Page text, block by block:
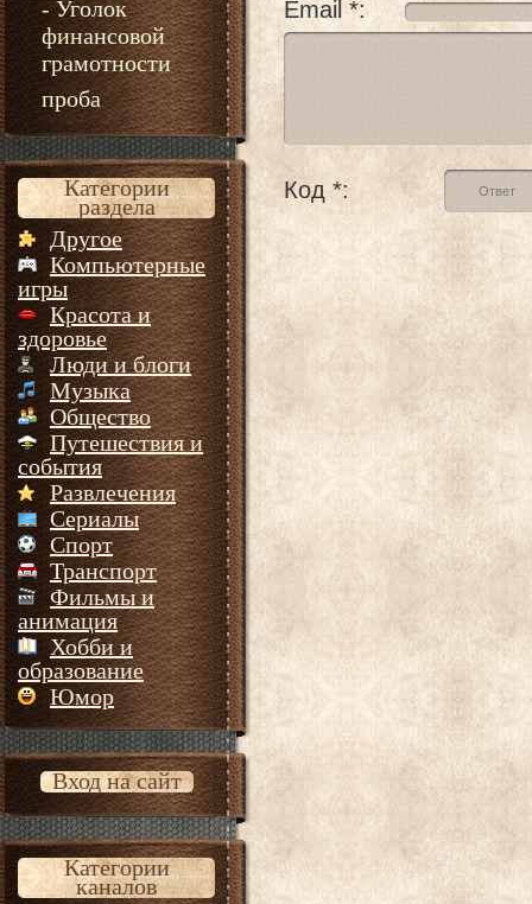
- Уголок
финансовой
грамотности
проба
Категории
раздела
Другое
Компьютерные
игры
Красота и
здоровье
Люди и блоги
Музыка
Общество
Путешествия и
события
Развлечения
Сериалы
Спорт
Транспорт
Фильмы и
анимация
Хобби и
образование
Юмор
Вход на сайт
Категории
каналов
Email *:
Код *: